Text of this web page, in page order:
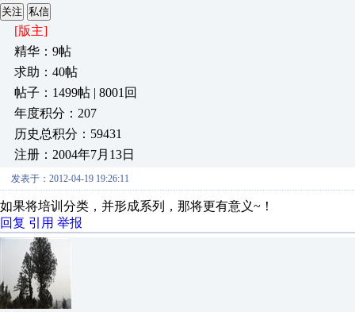
关注 私信
[版主]
精华：9帖
求助：40帖
帖子：1499帖 | 8001回
年度积分：207
历史总积分：59431
注册：2004年7月13日
发表于：2012-04-19 19:26:11
如果将培训分类，并形成系列，那将更有意义~！
回复 引用 举报